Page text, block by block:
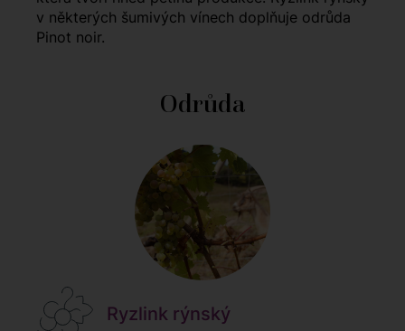
v některých šumivých vínech doplňuje odrůda
Pinot noir.
Odrůda
Ryzlink rýnský